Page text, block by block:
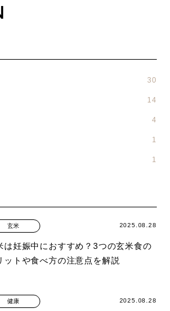
30
14
4
1
1
玄米 2025.08.28
は妊娠中におすすめ？3つの玄米食の
ットや食べ方の注意点を解説
健康 2025.08.28